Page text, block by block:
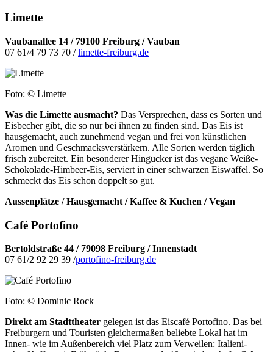
Limette
Vaubanallee 14 / 79100 Freiburg / Vauban
07 61/4 79 73 70 /limette-freiburg.de
Foto: © Limette
Was die Limette ausmacht? Das Versprechen, dass es Sorten und
Eisbecher gibt, die so nur bei ihnen zu finden sind. Das Eis ist
hausgemacht, auch zunehmend vegan und frei von künstlichen
Aromen und Geschmacksverstärkern. Alle Sorten werden täglich
frisch zubereitet. Ein besonderer Hingucker ist das vegane Weiße-
Schokolade-Himbeer-Eis, serviert in einer schwarzen Eiswaffel. So
schmeckt das Eis schon doppelt so gut.
Aussenplätze / Hausgemacht / Kaffee & Kuchen / Vegan
Café Portofino
Bertoldstraße 44 / 79098 Freiburg / Innenstadt
07 61/2 92 29 39 /portofino-freiburg.de
Foto: © Dominic Rock
Direkt am Stadttheater gelegen ist das Eiscafé Portofino. Das bei
Freiburgern und Touristen gleichermaßen beliebte Lokal hat im
Innen- wie im Außenbereich viel Platz zum Verweilen: Italieni-